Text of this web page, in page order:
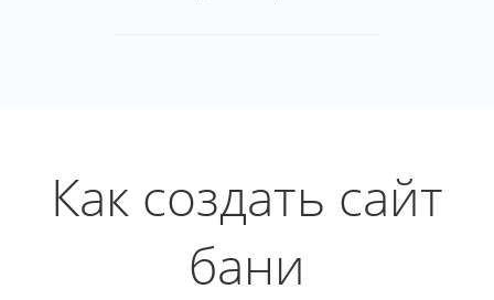
Как создать сайт
бани